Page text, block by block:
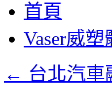
至
要
首頁
Vaser威
← 台北汽